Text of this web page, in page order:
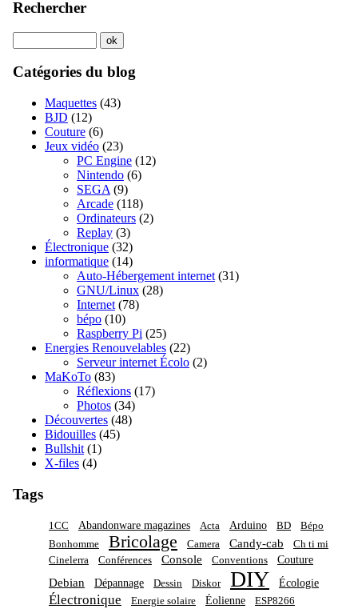
Rechercher
Catégories du blog
Maquettes (43)
BJD (12)
Couture (6)
Jeux vidéo (23)
PC Engine (12)
Nintendo (6)
SEGA (9)
Arcade (118)
Ordinateurs (2)
Replay (3)
Électronique (32)
informatique (14)
Auto-Hébergement internet (31)
GNU/Linux (28)
Internet (78)
bépo (10)
Raspberry Pi (25)
Energies Renouvelables (22)
Serveur internet Écolo (2)
MaKoTo (83)
Réflexions (17)
Photos (34)
Découvertes (48)
Bidouilles (45)
Bullshit (1)
X-files (4)
Tags
1CC Abandonware magazines Acta Arduino BD
Bépo
Bonhomme
Bricolage Camera Candy-cab
Ch ti mi
Cinelerra
Conférences Console Conventions Couture
Debian Dépannage Dessin Diskor DIY Écologie
Électronique Energie solaire Éolienne
ESP8266